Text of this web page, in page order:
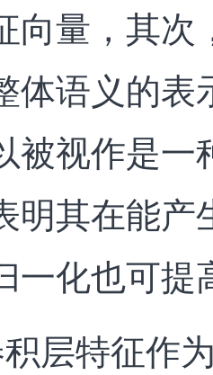
向量，其
体语义的
被视作是一
明其在能
一化也可提
积层特征作